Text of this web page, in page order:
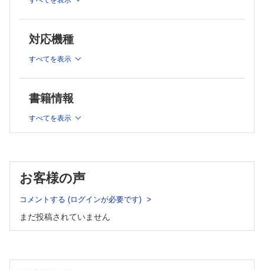
■総説
症性疾患の鑑別診断
■診療
状
■症例
膵リンパ上皮嚢胞の1例－CT、MRIおよび腫瘍マーカーの有用
性
例
■情報
対応機種
すべてを表示
書籍情報
すべてを表示
お客様の声
コメントする (ログインが必要です)
まだ投稿されていません